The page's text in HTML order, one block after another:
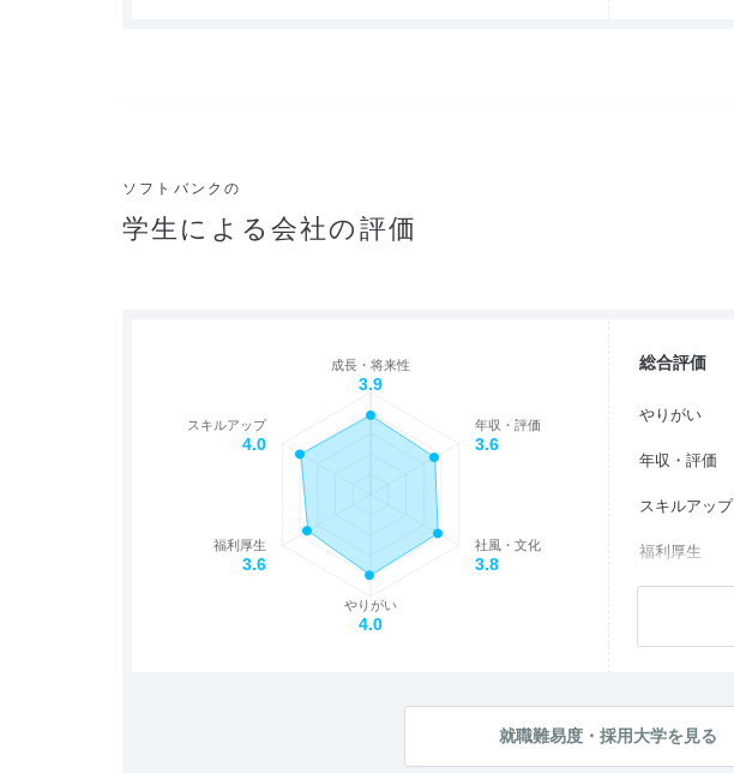
ソフトバンクの
学生による会社の評価
成長・将来性
3.9
年収・評価
3.6
社風・文化
3.8
やりがい
4.0
福利厚生
3.6
スキルアップ
4.0
総合評価
やりがい
年収・評価
スキルアップ
福利厚生
社員・管理職
社風・文化
就職難易度・採用大学を見る